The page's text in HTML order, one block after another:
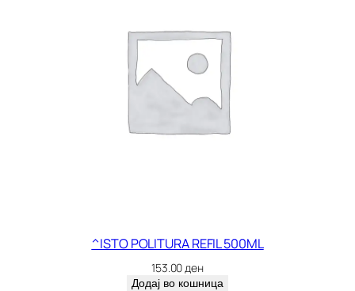
^ISTO POLITURA REFIL 500ML
153.00ден
Додај во кошница